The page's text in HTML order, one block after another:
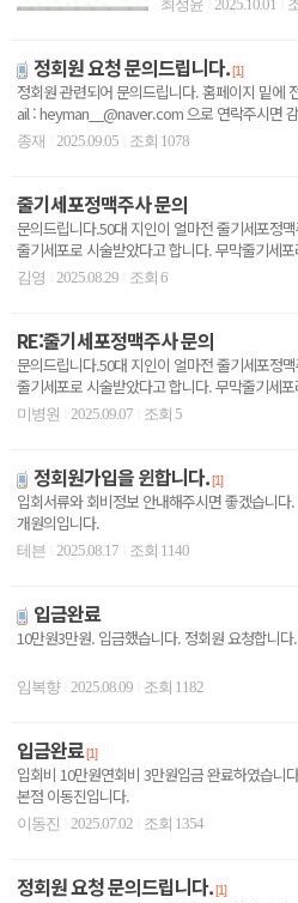
최성윤 2025.10.01
정회원 요청 문의드립니다.[1]
정회원 관련되어 문의드립니다. 홈페이지 밑에
ail : heyman__@naver.com 으로 연락주시면
종재 2025.09.05 조회 1078
줄기세포정맥주사 문의
문의드립니다.50대 지인이 얼마전 줄기세포정
줄기세포로 시술받았다고 합니다. 무막줄기세
만을 채취하여 배양한..
김영 2025.08.29 조회 6
RE:줄기세포정맥주사 문의
문의드립니다.50대 지인이 얼마전 줄기세포정
줄기세포로 시술받았다고 합니다. 무막줄기세
만을 채취하여 배양한..
미병원 2025.09.07 조회 5
정회원가입을 윈합니다.[1]
입회서류와 회비정보 안내해주시면 좋겠습니
개원의입니다.
테븐 2025.08.17 조회 1140
입금완료
10만원3만원. 입금했습니다. 정회원 요청합니
임복향 2025.08.09 조회 1182
입금완료[1]
입회비 10만원연회비 3만원입금 완료하였습니
본점 이동진입니다.
이동진 2025.07.02 조회 1354
정회원 요청 문의드립니다.[1]